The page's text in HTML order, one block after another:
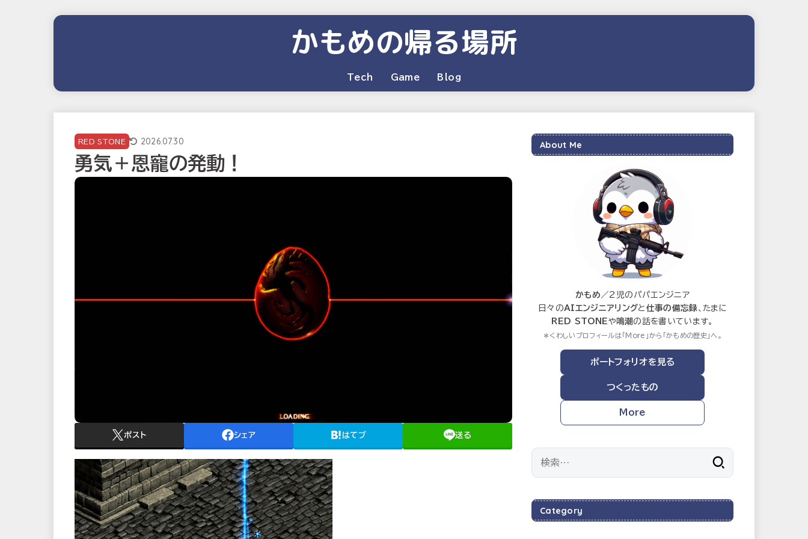
かもめの帰る場所
Tech Game Blog
RED STONE 2026.07.30
勇気＋恩寵の発動！
ポスト シェア はてブ 送る
About Me
かもめ ／2児のパパエンジニア
日々のAIエンジニアリングと 仕事の備忘録、たまに
RED STONEや 鳴潮 の話を書いています。
＊くわしいプロフィールは「More」から「かもめの歴史」へ。
ポートフォリオを見る
つくったもの
More
Category